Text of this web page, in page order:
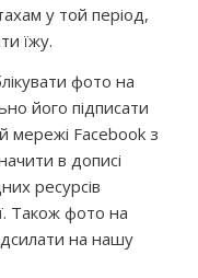
у той період,
їжу.
фото на
його підписати
мережі Facebook з
в дописі
ресурсів
Також фото на
на нашу